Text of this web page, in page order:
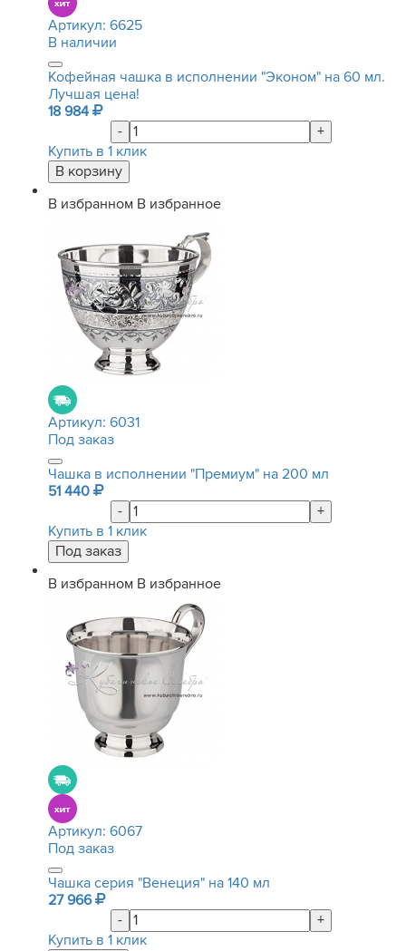
Артикул: 6625
В наличии
Кофейная чашка в исполнении "Эконом" на 60 мл.
Лучшая цена!
18 984
-
+
Купить в 1 клик
В избранном В избранное
Артикул: 6031
Под заказ
Чашка в исполнении "Премиум" на 200 мл
51 440
-
+
Купить в 1 клик
В избранном В избранное
Артикул: 6067
Под заказ
Чашка серия "Венеция" на 140 мл
27 966
-
+
Купить в 1 клик